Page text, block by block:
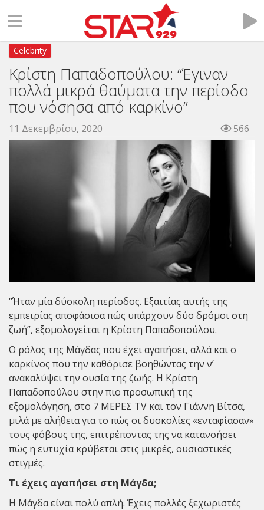
Celebrity
Κρίστη Παπαδοπούλου: “Έγιναν
πολλά μικρά θαύματα την περίοδο
που νόσησα από καρκίνο”
11 Δεκεμβρίου, 2020 566
“Ήταν μία δύσκολη περίοδος. Εξαιτίας αυτής της
εμπειρίας αποφάσισα πώς υπάρχουν δύο δρόμοι στη
ζωή”, εξομολογείται η Κρίστη Παπαδοπούλου.
Ο ρόλος της Μάγδας που έχει αγαπήσει, αλλά και ο
καρκίνος που την καθόρισε βοηθώντας την ν’
ανακαλύψει την ουσία της ζωής. Η Κρίστη
Παπαδοπούλου στην πιο προσωπική της
εξομολόγηση, στο 7 ΜΕΡΕΣ TV και τον Γιάννη Βίτσα,
μιλά με αλήθεια για το πώς οι δυσκολίες «ενταφίασαν»
τους φόβους της, επιτρέποντας της να κατανοήσει
πώς η ευτυχία κρύβεται στις μικρές, ουσιαστικές
στιγμές.
Τι έχεις αγαπήσει στη Μάγδα;
Η Μάγδα είναι πολύ απλή. Έχεις πολλές ξεχωριστές